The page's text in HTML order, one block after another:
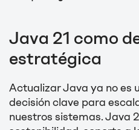
Java 21 como
estratégica
Actualizar Java ya no es
decisión clave para
nuestros sistemas. Java